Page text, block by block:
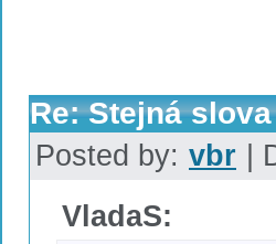
Re: Stejná
Posted by: vbr |
VladaS: